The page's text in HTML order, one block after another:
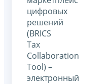
цифровых
решений
(BRICS
Tax
Collaboration
Tool) –
электронный